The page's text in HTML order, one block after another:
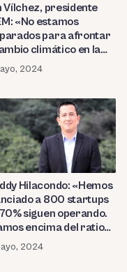
Vílchez, presidente
«No estamos
para afrontar
climático en la
de mango»
2024
Hilacondo: «Hemos
a 800 startups
siguen operando.
encima del ratio
2024